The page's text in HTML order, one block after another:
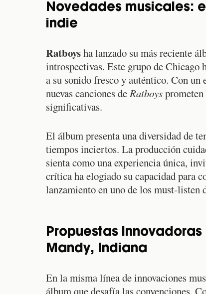
Novedades musicales:
indie
Ratboysha lanzado su más reciente
introspectivas. Este grupo de Chicago
a su sonido fresco y auténtico. Con
nuevas canciones deRatboysprometen
significativas.
El álbum presenta una diversidad de
tiempos inciertos. La producción
sienta como una experiencia única,
crítica ha elogiado su capacidad para
lanzamiento en uno de los must-listen
Propuestas
Mandy, Indiana
En la misma línea de innovaciones
álbum que desafía las convenciones.